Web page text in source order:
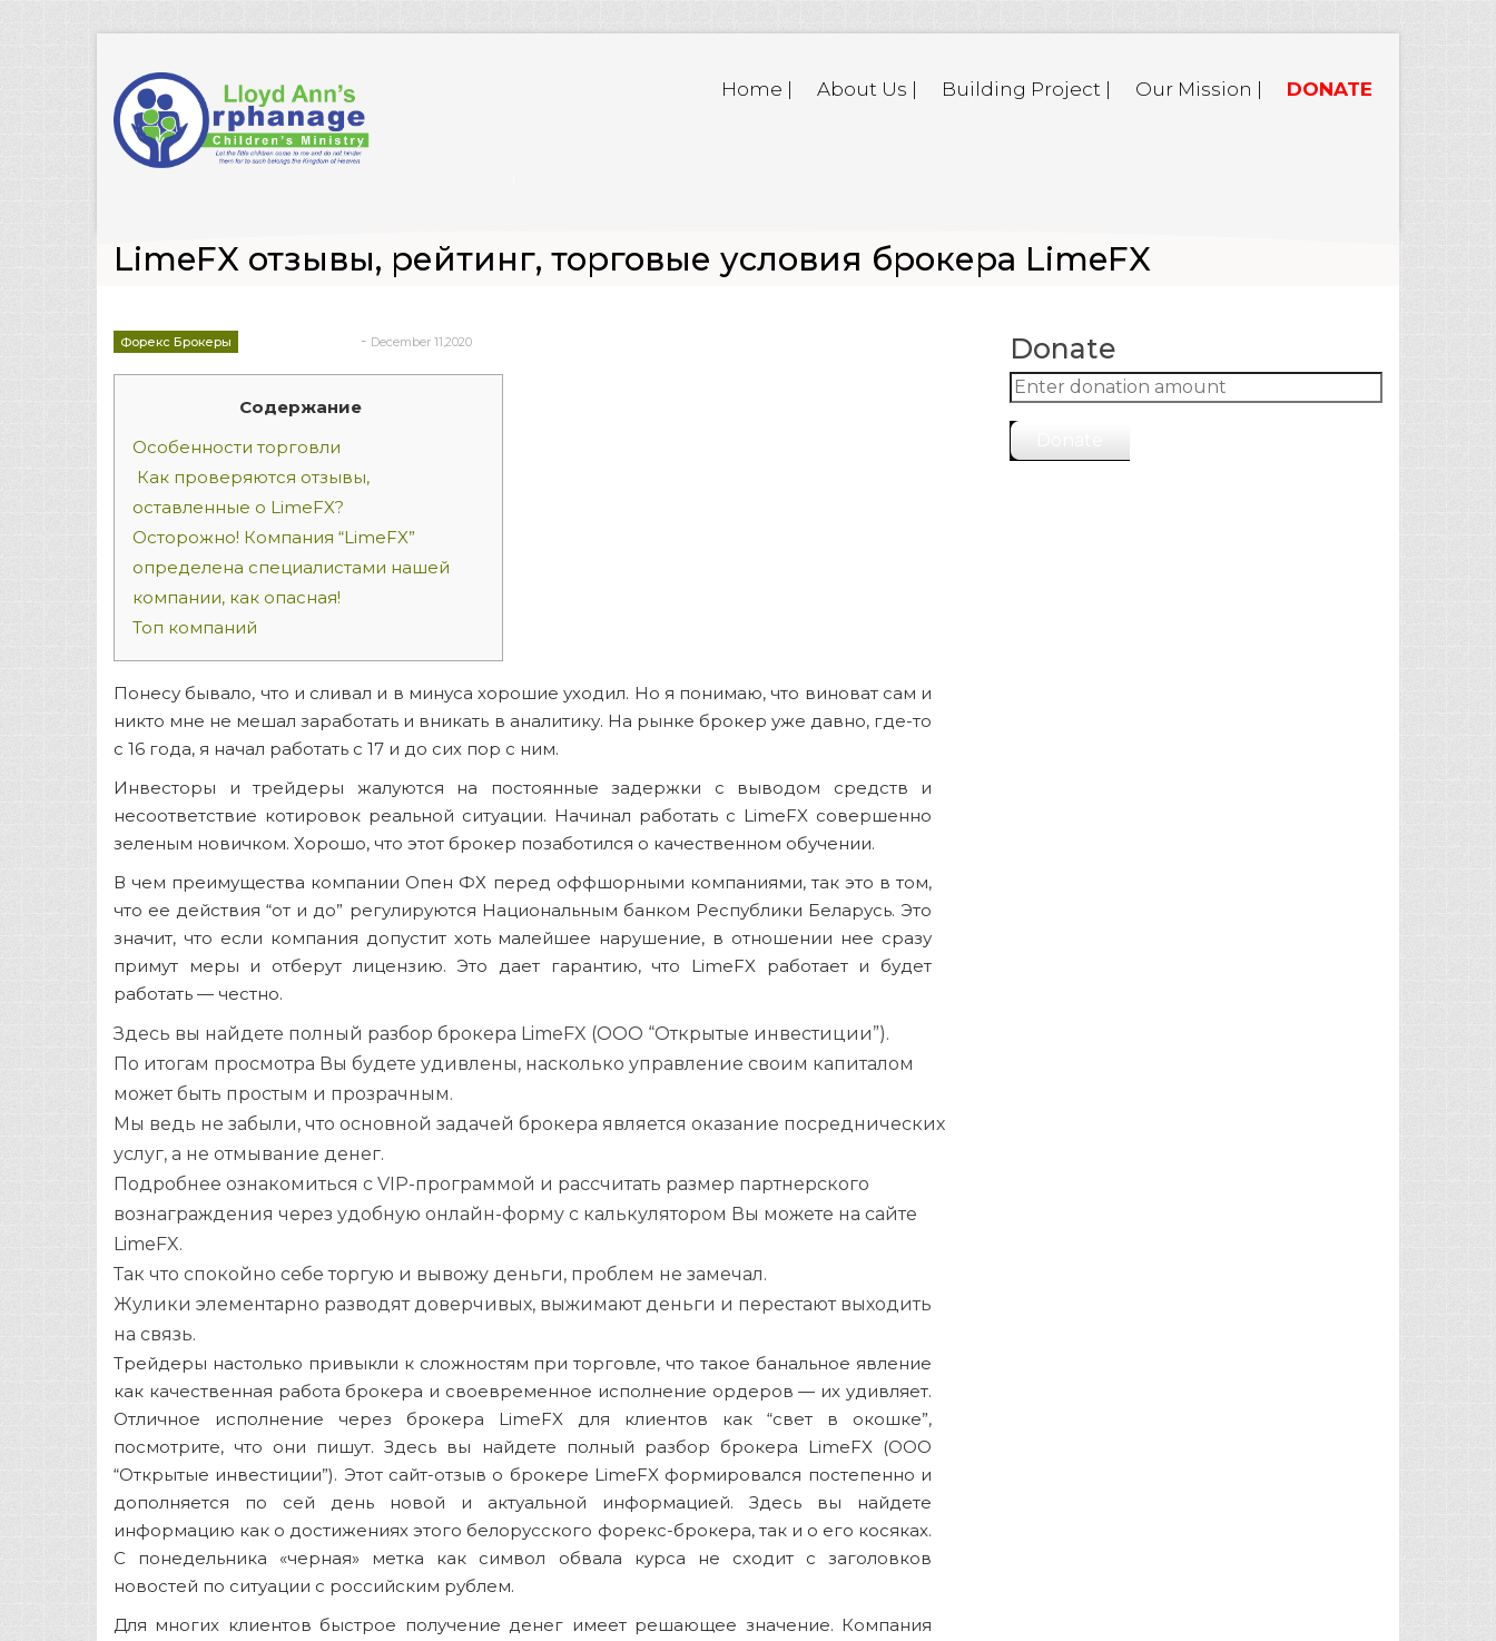
Home | About Us | Building Project | Our Mission | DONATE
LimeFX отзывы, рейтинг, торговые условия брокера LimeFX
Форекс Брокеры - December 11,2020
Содержание
Особенности торговли
Как проверяются отзывы,
оставленные о LimeFX?
Осторожно! Компания “LimeFX”
определена специалистами нашей
компании, как опасная!
Топ компаний
Понесу бывало, что и сливал и в минуса хорошие уходил. Но я понимаю, что виноват сам и
никто мне не мешал заработать и вникать в аналитику. На рынке брокер уже давно, где-то
с 16 года, я начал работать с 17 и до сих пор с ним.
Инвесторы и трейдеры жалуются на постоянные задержки с выводом средств и
несоответствие котировок реальной ситуации. Начинал работать с LimeFX совершенно
зеленым новичком. Хорошо, что этот брокер позаботился о качественном обучении.
В чем преимущества компании Опен ФХ перед оффшорными компаниями, так это в том,
что ее действия “от и до” регулируются Национальным банком Республики Беларусь. Это
значит, что если компания допустит хоть малейшее нарушение, в отношении нее сразу
примут меры и отберут лицензию. Это дает гарантию, что LimeFX работает и будет
работать — честно.
Здесь вы найдете полный разбор брокера LimeFX (ООО “Открытые инвестиции”).
По итогам просмотра Вы будете удивлены, насколько управление своим капиталом
может быть простым и прозрачным.
Мы ведь не забыли, что основной задачей брокера является оказание посреднических
услуг, а не отмывание денег.
Подробнее ознакомиться с VIP-программой и рассчитать размер партнерского
вознаграждения через удобную онлайн-форму с калькулятором Вы можете на сайте
LimeFX.
Так что спокойно себе торгую и вывожу деньги, проблем не замечал.
Жулики элементарно разводят доверчивых, выжимают деньги и перестают выходить
на связь.
Трейдеры настолько привыкли к сложностям при торговле, что такое банальное явление
как качественная работа брокера и своевременное исполнение ордеров — их удивляет.
Отличное исполнение через брокера LimeFX для клиентов как “свет в окошке”,
посмотрите, что они пишут. Здесь вы найдете полный разбор брокера LimeFX (ООО
“Открытые инвестиции”). Этот сайт-отзыв о брокере LimeFX формировался постепенно и
дополняется по сей день новой и актуальной информацией. Здесь вы найдете
информацию как о достижениях этого белорусского форекс-брокера, так и о его косяках.
С понедельника «черная» метка как символ обвала курса не сходит с заголовков
новостей по ситуации с российским рублем.
Для многих клиентов быстрое получение денег имеет решающее значение. Компания
Donate